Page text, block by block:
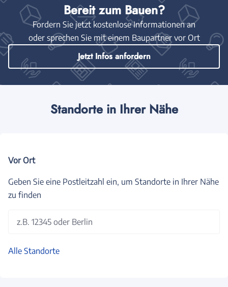
Bereit zum Bauen?
Fordern Sie jetzt kostenlose Informationen an
oder sprechen Sie mit einem Baupartner vor Ort
Jetzt Infos anfordern
Standorte in Ihrer Nähe
Vor Ort
Geben Sie eine Postleitzahl ein, um Standorte in Ihrer Nähe
zu finden
z.B. 12345 oder Berlin
Alle Standorte